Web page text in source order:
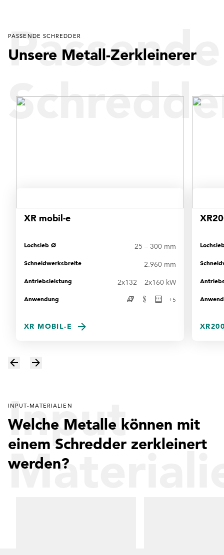
Passende
PASSENDE SCHREDDER
Unsere Metall-Zerkleinerer
XR mobil-e
Lochsieb Ø 25 – 300 mm
Schneidwerksbreite 2.960 mm
Antriebsleistung 2x132 – 2x160 kW
Anwendung +5
XR MOBIL-E
Input-
INPUT-MATERIALIEN
Welche Metalle können mit
einem Schredder zerkleinert
werden?